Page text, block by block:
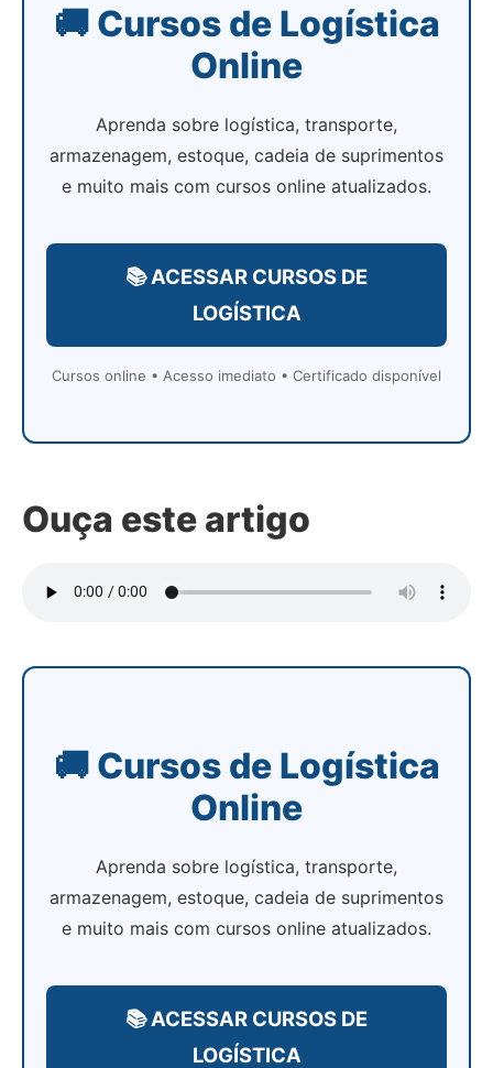
🚚 Cursos de Logística
Online
Aprenda sobre logística, transporte,
armazenagem, estoque, cadeia de suprimentos
e muito mais com cursos online atualizados.
📚 ACESSAR CURSOS DE
LOGÍSTICA
Cursos online • Acesso imediato • Certificado disponível
Ouça este artigo
🚚 Cursos de Logística
Online
Aprenda sobre logística, transporte,
armazenagem, estoque, cadeia de suprimentos
e muito mais com cursos online atualizados.
📚 ACESSAR CURSOS DE
LOGÍSTICA